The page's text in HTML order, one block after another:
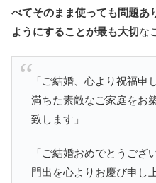
べてそのまま使っても問題あ
ようにすることが最も大切な
「ご結婚、心より祝福申
満ちた素敵なご家庭をお
致します」
「ご結婚おめでとうご
門出を心よりお慶び申し